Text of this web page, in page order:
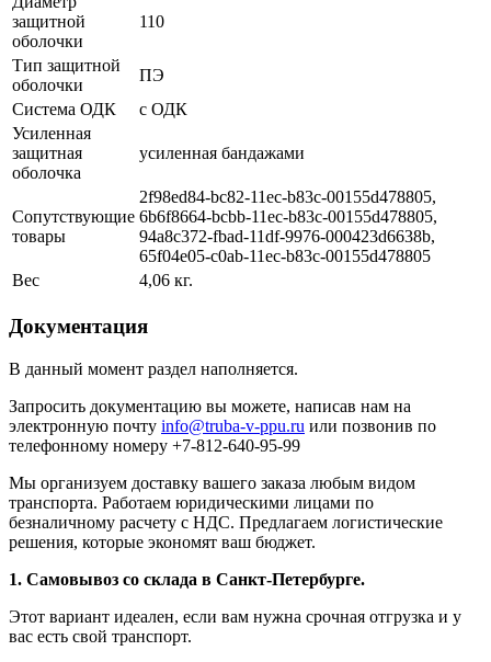
защитной
оболочки
110
Тип защитной
оболочки
ПЭ
Система ОДК
с ОДК
Усиленная
защитная
оболочка
усиленная бандажами
Сопутствующие
товары
2f98ed84-bc82-11ec-b83c-00155d478805,
6b6f8664-bcbb-11ec-b83c-00155d478805,
94a8c372-fbad-11df-9976-000423d6638b,
65f04e05-c0ab-11ec-b83c-00155d478805
Вес
4,06 кг.
Документация
В данный момент раздел наполняется.
Запросить документацию вы можете, написав нам на
электронную почту info@truba-v-ppu.ru или позвонив по
телефонному номеру +7-812-640-95-99
Мы организуем доставку вашего заказа любым видом
транспорта. Работаем юридическими лицами по
безналичному расчету с НДС. Предлагаем логистические
решения, которые экономят ваш бюджет.
1. Самовывоз со склада в Санкт-Петербурге.
Этот вариант идеален, если вам нужна срочная отгрузка и у
вас есть свой транспорт.